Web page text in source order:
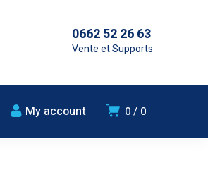
0662 52 26 63
Vente et Supports
0 0
My account